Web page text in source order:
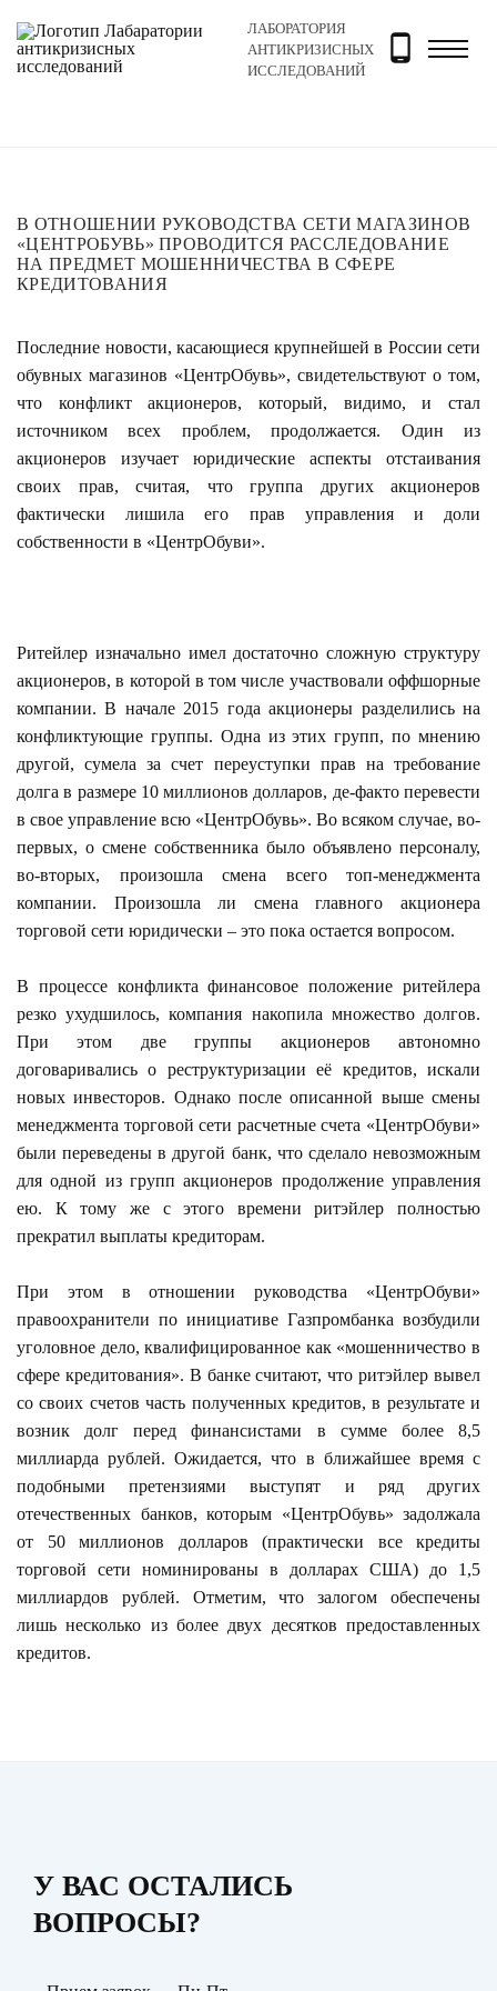
ЛАБОРАТОРИЯ
АНТИКРИЗИСНЫХ
ИССЛЕДОВАНИЙ
Главная Новости и блог Новости В отношении
В ОТНОШЕНИИ РУКОВОДСТВА СЕТИ МАГАЗИНОВ
«ЦЕНТРОБУВЬ» ПРОВОДИТСЯ РАССЛЕДОВАНИЕ
НА ПРЕДМЕТ МОШЕННИЧЕСТВА В СФЕРЕ
КРЕДИТОВАНИЯ
Последние новости, касающиеся крупнейшей в России сети
обувных магазинов «ЦентрОбувь», свидетельствуют о том,
что конфликт акционеров, который, видимо, и стал
источником всех проблем, продолжается. Один из
акционеров изучает юридические аспекты отстаивания
своих прав, считая, что группа других акционеров
фактически лишила его прав управления и доли
собственности в «ЦентрОбуви».
Ритейлер изначально имел достаточно сложную структуру
акционеров, в которой в том числе участвовали оффшорные
компании. В начале 2015 года акционеры разделились на
конфликтующие группы. Одна из этих групп, по мнению
другой, сумела за счет переуступки прав на требование
долга в размере 10 миллионов долларов, де-факто перевести
в свое управление всю «ЦентрОбувь». Во всяком случае, во-
первых, о смене собственника было объявлено персоналу,
во-вторых, произошла смена всего топ-менеджмента
компании. Произошла ли смена главного акционера
торговой сети юридически – это пока остается вопросом.
В процессе конфликта финансовое положение ритейлера
резко ухудшилось, компания накопила множество долгов.
При этом две группы акционеров автономно
договаривались о реструктуризации её кредитов, искали
новых инвесторов. Однако после описанной выше смены
менеджмента торговой сети расчетные счета «ЦентрОбуви»
были переведены в другой банк, что сделало невозможным
для одной из групп акционеров продолжение управления
ею. К тому же с этого времени ритэйлер полностью
прекратил выплаты кредиторам.
При этом в отношении руководства «ЦентрОбуви»
правоохранители по инициативе Газпромбанка возбудили
уголовное дело, квалифицированное как «мошенничество в
сфере кредитования». В банке считают, что ритэйлер вывел
со своих счетов часть полученных кредитов, в результате и
возник долг перед финансистами в сумме более 8,5
миллиарда рублей. Ожидается, что в ближайшее время с
подобными претензиями выступят и ряд других
отечественных банков, которым «ЦентрОбувь» задолжала
от 50 миллионов долларов (практически все кредиты
торговой сети номинированы в долларах США) до 1,5
миллиардов рублей. Отметим, что залогом обеспечены
лишь несколько из более двух десятков предоставленных
кредитов.
У ВАС ОСТАЛИСЬ
ВОПРОСЫ?